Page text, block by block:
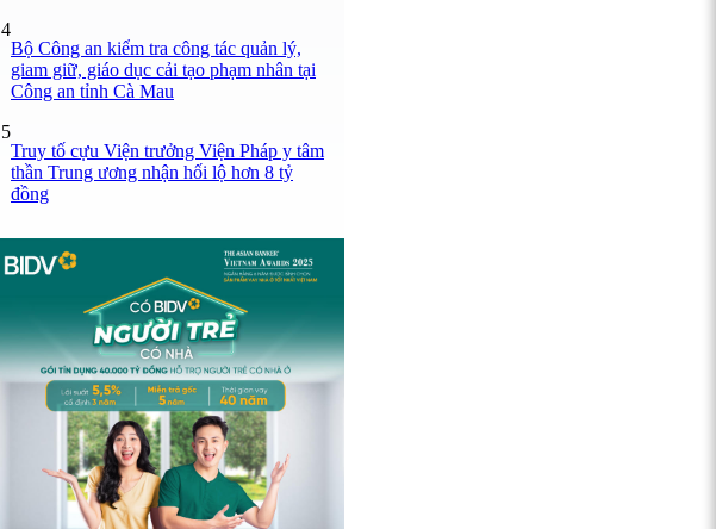
4
Bộ Công an kiểm tra công tác quản lý,
giam giữ, giáo dục cải tạo phạm nhân tại
Công an tỉnh Cà Mau
5
Truy tố cựu Viện trưởng Viện Pháp y tâm
thần Trung ương nhận hối lộ hơn 8 tỷ
đồng